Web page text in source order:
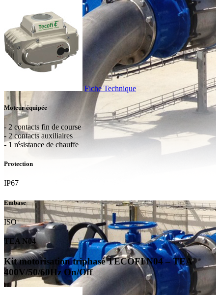
Fiche Technique
Moteur équipée
- 2 contacts fin de course
- 2 contacts auxiliaires
- 1 résistance de chauffe
Protection
IP67
Embase
ISO
TEA N04
Kit motorisation triphasé TECOFI N04 – TEA
400V/50/60Hz On/Off